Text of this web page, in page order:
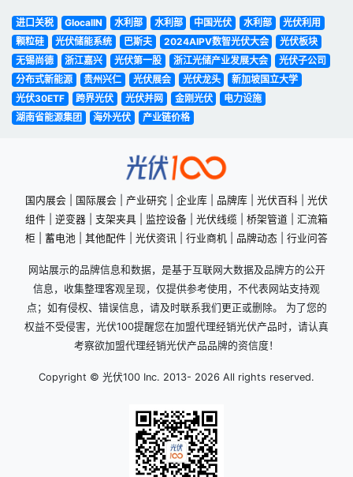
进口关税 GlocalIN 水利部 水利部 中国光伏 水利部
光伏利用
颗粒硅
光伏储能系统 巴斯夫 2024AIPV数智光伏大会
光伏板块
无锡尚德
浙江嘉兴 光伏第一股 浙江光储产业发展大会
光伏子公司
分布式新能源
贵州兴仁 光伏展会 光伏龙头
新加坡国立大学
光伏30ETF
跨界光伏 光伏并网 金刚光伏
电力设施
湖南省能源集团
海外光伏 产业链价格
国内展会 国际展会 产业研究 企业库 品牌库 光伏百科
光伏
组件
逆变器 支架夹具 监控设备 光伏线缆 桥架管道
汇流箱
柜
蓄电池 其他配件 光伏资讯 行业商机 品牌动态 行业问答
网站展示的品牌信息和数据，是基于互联网大数据及品牌方的公开
信息，收集整理客观呈现，仅提供参考使用，不代表网站支持观
点；如有侵权、错误信息，请及时联系我们更正或删除。 为了您的
权益不受侵害，光伏100提醒您在加盟代理经销光伏产品时，请认真
考察欲加盟代理经销光伏产品品牌的资信度！
Copyright © 光伏100 Inc. 2013- 2026 All rights reserved.